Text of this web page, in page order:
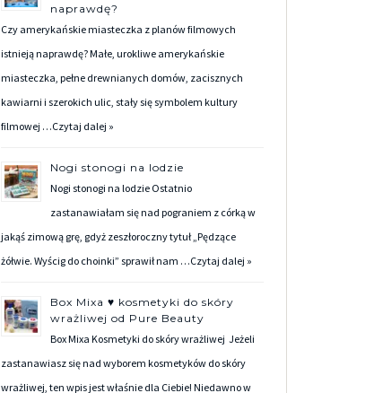
naprawdę?
Czy amerykańskie miasteczka z planów filmowych
istnieją naprawdę? Małe, urokliwe amerykańskie
miasteczka, pełne drewnianych domów, zacisznych
kawiarni i szerokich ulic, stały się symbolem kultury
filmowej …Czytaj dalej »
Nogi stonogi na lodzie
Nogi stonogi na lodzie Ostatnio
zastanawiałam się nad pograniem z córką w
jakąś zimową grę, gdyż zeszłoroczny tytuł „Pędzące
żółwie. Wyścig do choinki” sprawił nam …Czytaj dalej »
Box Mixa ♥ kosmetyki do skóry
wrażliwej od Pure Beauty
Box Mixa Kosmetyki do skóry wrażliwej Jeżeli
zastanawiasz się nad wyborem kosmetyków do skóry
wrażliwej, ten wpis jest właśnie dla Ciebie! Niedawno w